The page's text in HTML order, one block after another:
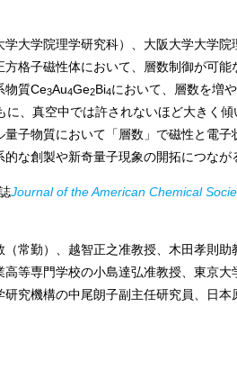
大学院理学研究科）、大阪大学大学院
格子磁性体において、層数制御が可能
物質Ce3Au4Ge2Bi4において、層数を増
に、真空中では許されないほど大きく
子物質において「層数」で磁性と電子
な創製や新奇量子現象の開拓につなが
Journal of the American Chemical
常勤）、越智正之准教授、木田孝則助
等専門学校の小島達弘准教授、東京大
究機構の中尾朗子副主任研究員、日本